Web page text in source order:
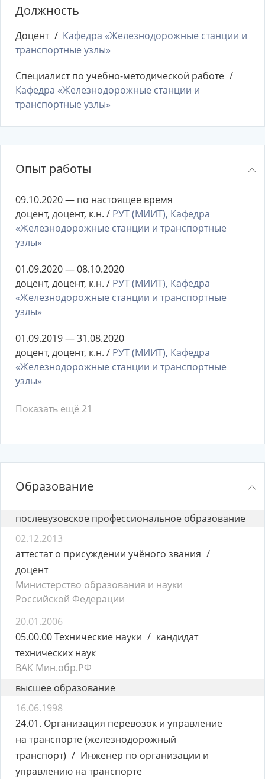
Должность
Доцент
Кафедра «Железнодорожные станции и
транспортные узлы»
Специалист по учебно-методической работе
Кафедра «Железнодорожные станции и
транспортные узлы»
Опыт работы
09.10.2020 — по настоящее время
доцент, доцент, к.н. / РУТ (МИИТ), Кафедра
«Железнодорожные станции и транспортные
узлы»
01.09.2020 — 08.10.2020
доцент, доцент, к.н. / РУТ (МИИТ), Кафедра
«Железнодорожные станции и транспортные
узлы»
01.09.2019 — 31.08.2020
доцент, доцент, к.н. / РУТ (МИИТ), Кафедра
«Железнодорожные станции и транспортные
узлы»
Показать ещё 21
Образование
послевузовское профессиональное образование
02.12.2013
аттестат о присуждении учёного звания
доцент
Министерство образования и науки
Российской Федерации
20.01.2006
05.00.00 Технические науки
кандидат
технических наук
ВАК Мин.обр.РФ
высшее образование
16.06.1998
24.01. Организация перевозок и управление
на транспорте (железнодорожный
транспорт)
Инженер по организации и
управлению на транспорте